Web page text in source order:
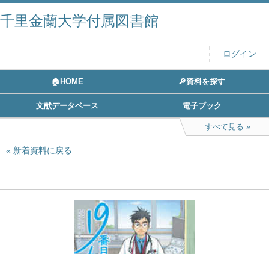
千里金蘭大学付属図書館
ログイン
🏠HOME 🔎資料を探す
文献データベース 電子ブック
すべて見る
新着資料に戻る